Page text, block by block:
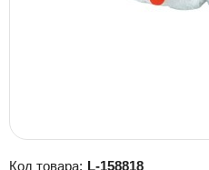
Код товара: L-158818